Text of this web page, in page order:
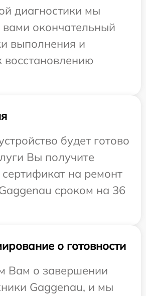
диагностики мы
вами окончательный
выполнения и
восстановлению
будет готово
Вы получите
на ремонт
сроком на 36
о готовности
Вам о завершении
Gaggenau, и мы